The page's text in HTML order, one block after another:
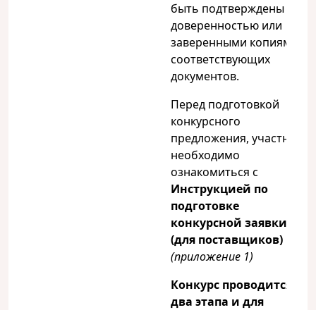
быть подтверждены
доверенностью или
заверенными копиями
соответствующих
документов.
Перед подготовкой
конкурсного
предложения, участнику
необходимо
ознакомиться с
Инструкцией по
подготовке
конкурсной заявки
(для поставщиков)
(приложение 1)
Конкурс проводится в
два этапа и для